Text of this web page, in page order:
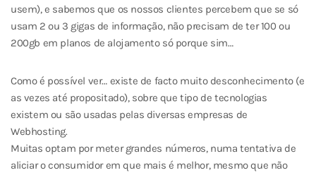
usem), e sabemos que os nossos clientes percebem que se só
usam 2 ou 3 gigas de informação, não precisam de ter 100 ou
200gb em planos de alojamento só porque sim…
Como é possível ver… existe de facto muito desconhecimento (e
as vezes até propositado), sobre que tipo de tecnologias
existem ou são usadas pelas diversas empresas de
Webhosting.
Muitas optam por meter grandes números, numa tentativa de
aliciar o consumidor em que mais é melhor, mesmo que não